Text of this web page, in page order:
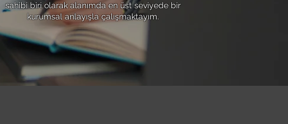
sahibi biri olarak alanımda en üst seviyede bir
kurumsal anlayışla çalışmaktayım.